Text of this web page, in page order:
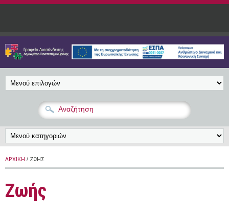
Παράκαμψη προς το κυρίως περιεχόμενο
ΑΡΧΙΚΉ / ΖΩΉΣ
Ζωής